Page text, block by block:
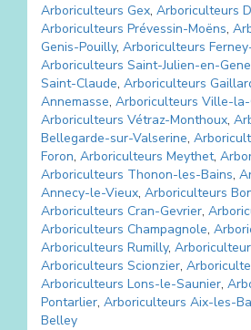
Arboriculteurs Gex, Arboriculteurs
Arboriculteurs Prévessin-Moëns,
Genis-Pouilly, Arboriculteurs
Arboriculteurs Saint-Julien-en-
Saint-Claude, Arboriculteurs
Annemasse, Arboriculteurs Ville-la-
Arboriculteurs Vétraz-Monthoux,
Bellegarde-sur-Valserine,
Foron, Arboriculteurs Meythet,
Arboriculteurs Thonon-les-Bains,
Annecy-le-Vieux, Arboriculteurs
Arboriculteurs Cran-Gevrier,
Arboriculteurs Champagnole,
Arboriculteurs Rumilly,
Arboriculteurs Scionzier,
Arboriculteurs Lons-le-Saunier,
Pontarlier, Arboriculteurs Aix-les-
Belley